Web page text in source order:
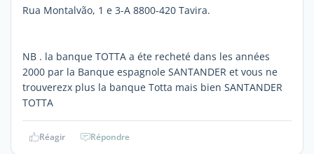
Rua Montalvão, 1 e 3-A 8800-420 Tavira.
NB . la banque TOTTA a éte recheté dans les années
2000 par la Banque espagnole SANTANDER et vous ne
trouverezx plus la banque Totta mais bien SANTANDER
TOTTA
Réagir Répondre